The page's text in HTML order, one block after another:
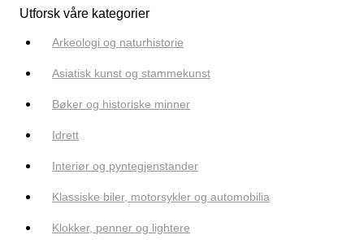
Utforsk våre kategorier
Arkeologi og naturhistorie
Asiatisk kunst og stammekunst
Bøker og historiske minner
Idrett
Interiør og pyntegjenstander
Klassiske biler, motorsykler og automobilia
Klokker, penner og lightere